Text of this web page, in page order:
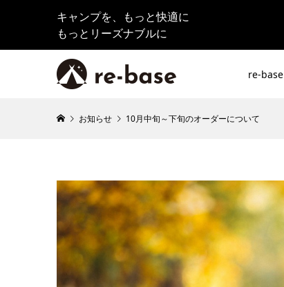
キャンプを、もっと快適に
もっとリーズナブルに
re-base
お知らせ 10月中旬～下旬のオーダーについて